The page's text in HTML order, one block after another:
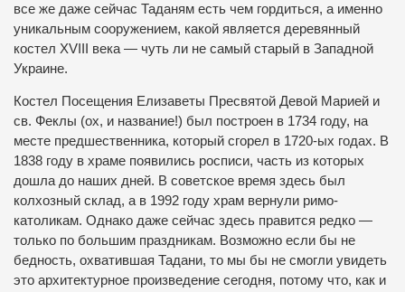
все же даже сейчас Таданям есть чем гордиться, а именно
уникальным сооружением, какой является деревянный
костел XVIII века — чуть ли не самый старый в Западной
Украине.
Костел Посещения Елизаветы Пресвятой Девой Марией и
св. Феклы (ох, и название!) был построен в 1734 году, на
месте предшественника, который сгорел в 1720-ых годах. В
1838 году в храме появились росписи, часть из которых
дошла до наших дней. В советское время здесь был
колхозный склад, а в 1992 году храм вернули римо-
католикам. Однако даже сейчас здесь правится редко —
только по большим праздникам. Возможно если бы не
бедность, охватившая Тадани, то мы бы не смогли увидеть
это архитектурное произведение сегодня, потому что, как и